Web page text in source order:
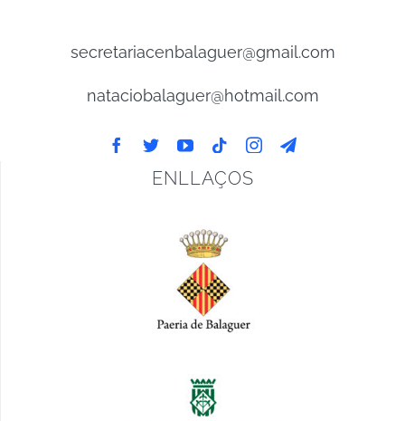
secretariacenbalaguer@gmail.com
nataciobalaguer@hotmail.com
ENLLAÇOS